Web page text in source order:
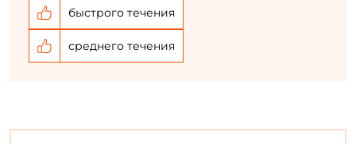
быстрого течения
среднего течения